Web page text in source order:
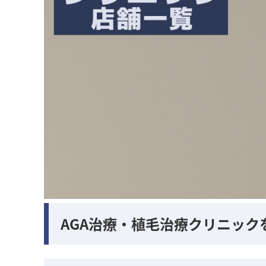
AGA治療・植毛治療クリニック